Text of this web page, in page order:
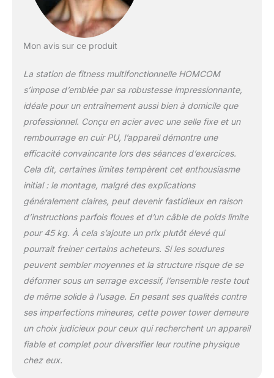
cette tour de
presse de poitrine et des
flies de poitrine pour
renforcer les muscles
des biceps, triceps,
pectoraux et autres
groupes musculaires en
ajustant les poids. Détails
abdominaux, bras et
jambes est livré avec des
poids de 45 kg que vous
pouvez ajuster en
fonction de l'intensité de
votre entraînement. La
hauteur réglable du bras
permet aux personnes
de toutes tailles de
pour l'exercice, tandis
que la base large assure
une stabilité optimale de
la salle de sport.
Mon avis sur ce produit
La station de fitness multifonctionnelle HOMCOM
s’impose d’emblée par sa robustesse impressionnante,
idéale pour un entraînement aussi bien à domicile que
professionnel. Conçu en acier avec une selle fixe et un
rembourrage en cuir PU, l’appareil démontre une
efficacité convaincante lors des séances d’exercices.
Cela dit, certaines limites tempèrent cet enthousiasme
initial : le montage, malgré des explications
généralement claires, peut devenir fastidieux en raison
d’instructions parfois floues et d’un câble de poids limite
pour 45 kg. À cela s’ajoute un prix plutôt élevé qui
pourrait freiner certains acheteurs. Si les soudures
peuvent sembler moyennes et la structure risque de se
déformer sous un serrage excessif, l’ensemble reste tout
de même solide à l’usage. En pesant ses qualités contre
ses imperfections mineures, cette power tower demeure
un choix judicieux pour ceux qui recherchent un appareil
fiable et complet pour diversifier leur routine physique
chez eux.